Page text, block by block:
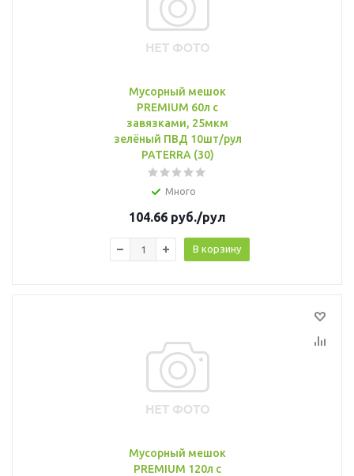
Мусорный мешок
PREMIUM 60л с
завязками, 25мкм
зелёный ПВД 10шт/рул
PATERRA (30)
Много
104.66 руб./рул
В корзину
Мусорный мешок
PREMIUM 120л с